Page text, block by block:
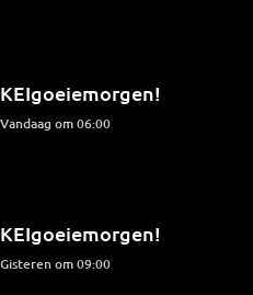
KEIgoeiemorgen!
Vandaag om 06:00
KEIgoeiemorgen!
Gisteren om 09:00